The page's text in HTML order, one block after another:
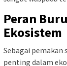
Peran
Ekosistem
Sebagai pemakan
penting dalam